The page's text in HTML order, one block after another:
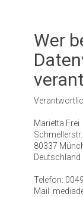
Wer
Marietta Frei
80337
Deutschland
Telefon:
Mail:
Vita